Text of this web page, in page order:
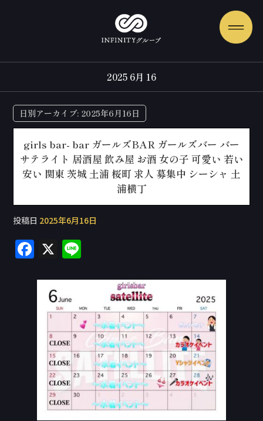
2025 6月 16
日別アーカイブ: 2025年6月16日
girls bar- bar ガールズBAR ガールズバー バー
サテライト 居酒屋 飲み屋 お酒 女の子 可愛い 若い
安い 関東 茨城 土浦 桜町 求人 募集中 シーシャ 土
浦横丁
投稿日 2025年6月16日
F
c
X
e